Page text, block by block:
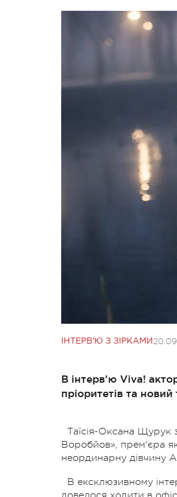
ІНТЕРВ'Ю З ЗІРКАМИ
В інтерв'ю Viva!
пріоритетів та
Таїсія-Оксана Щурук
Воробйов», прем'єра
неординарну дівчину
В ексклюзивному